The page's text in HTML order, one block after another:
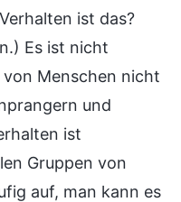
ist das?
Es ist nicht
Menschen nicht
und
ist
Gruppen von
auf, man kann es